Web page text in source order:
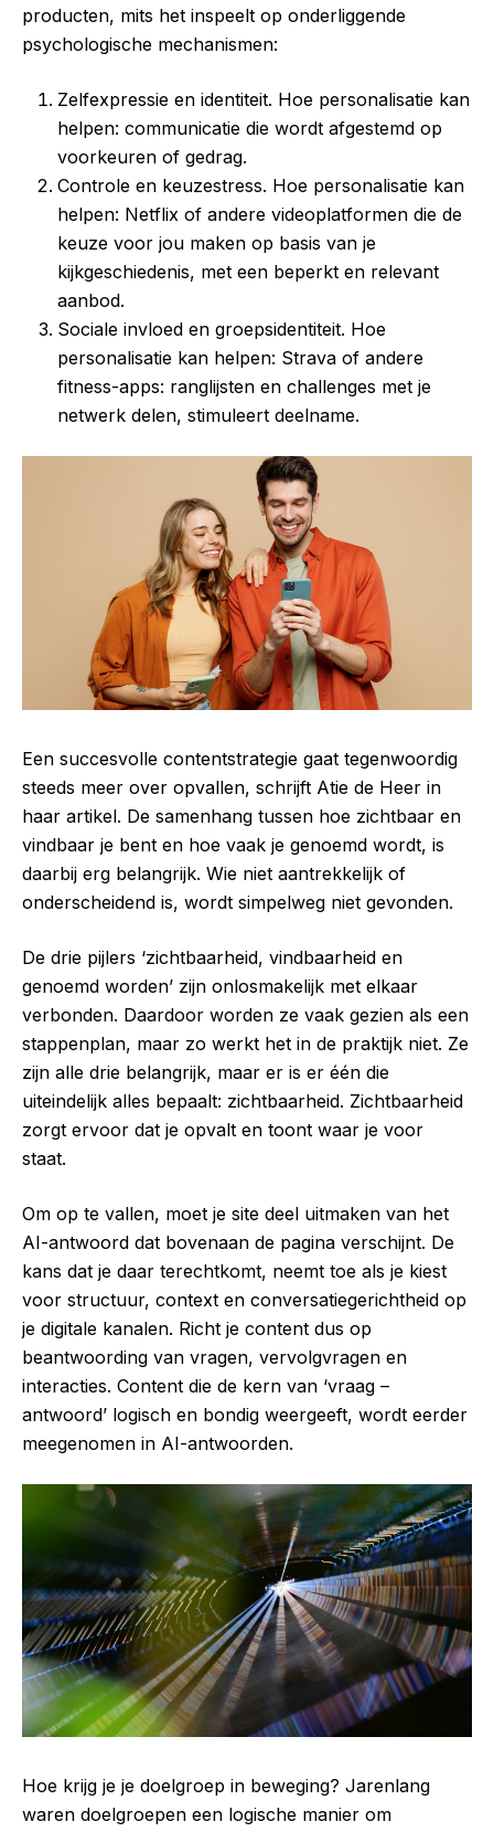
producten, mits het inspeelt op onderliggende
psychologische mechanismen:
Zelfexpressie en identiteit. Hoe personalisatie kan
helpen: communicatie die wordt afgestemd op
voorkeuren of gedrag.
Controle en keuzestress. Hoe personalisatie kan
helpen: Netflix of andere videoplatformen die de
keuze voor jou maken op basis van je
kijkgeschiedenis, met een beperkt en relevant
aanbod.
Sociale invloed en groepsidentiteit. Hoe
personalisatie kan helpen: Strava of andere
fitness-apps: ranglijsten en challenges met je
netwerk delen, stimuleert deelname.
Een succesvolle contentstrategie gaat tegenwoordig
steeds meer over opvallen, schrijft Atie de Heer in
haar artikel. De samenhang tussen hoe zichtbaar en
vindbaar je bent en hoe vaak je genoemd wordt, is
daarbij erg belangrijk. Wie niet aantrekkelijk of
onderscheidend is, wordt simpelweg niet gevonden.
De drie pijlers ‘zichtbaarheid, vindbaarheid en
genoemd worden’ zijn onlosmakelijk met elkaar
verbonden. Daardoor worden ze vaak gezien als een
stappenplan, maar zo werkt het in de praktijk niet. Ze
zijn alle drie belangrijk, maar er is er één die
uiteindelijk alles bepaalt: zichtbaarheid. Zichtbaarheid
zorgt ervoor dat je opvalt en toont waar je voor
staat.
Om op te vallen, moet je site deel uitmaken van het
AI-antwoord dat bovenaan de pagina verschijnt. De
kans dat je daar terechtkomt, neemt toe als je kiest
voor structuur, context en conversatiegerichtheid op
je digitale kanalen. Richt je content dus op
beantwoording van vragen, vervolgvragen en
interacties. Content die de kern van ‘vraag –
antwoord’ logisch en bondig weergeeft, wordt eerder
meegenomen in AI-antwoorden.
Hoe krijg je je doelgroep in beweging? Jarenlang
waren doelgroepen een logische manier om